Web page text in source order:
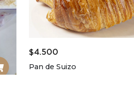
$4.500
Pan de Suizo